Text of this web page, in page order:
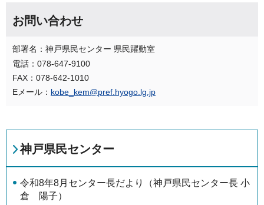
お問い合わせ
部署名：神戸県民センター 県民躍動室
電話：078-647-9100
FAX：078-642-1010
Eメール： kobe_kem@pref.hyogo.lg.jp
神戸県民センター
令和8年8月センター長だより（神戸県民センター長 小
倉 陽子）